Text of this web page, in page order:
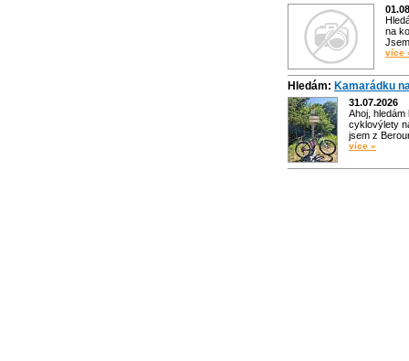
na
více
Hledám: Kamarádku
31.07.2026
Ahoj,
cyklovýlety
jsem z
více »